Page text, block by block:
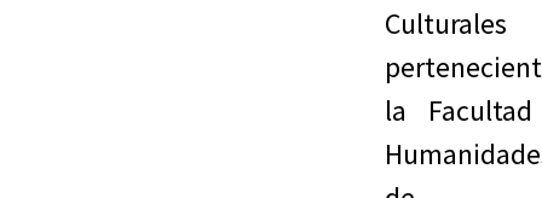
Culturales
la